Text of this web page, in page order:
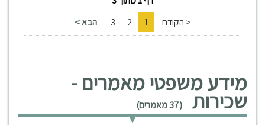
< הקודם
1
2
3 הבא >
מידע משפטי מאמרים -
שכירות (37 מאמרים)